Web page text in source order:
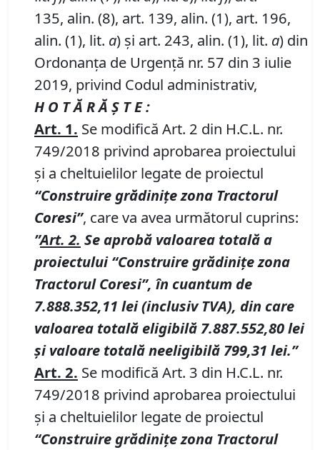
135, alin. (8), art. 139, alin. (1), art. 196,
alin. (1), lit. a) și art. 243, alin. (1), lit. a) din
Ordonanța de Urgență nr. 57 din 3 iulie
2019, privind Codul administrativ,
H O T Ă R Ă Ş T E :
Art. 1. Se modifică Art. 2 din H.C.L. nr.
749/2018 privind aprobarea proiectului
și a cheltuielilor legate de proiectul
“Construire grădinițe zona Tractorul
Coresi”, care va avea următorul cuprins:
”Art. 2. Se aprobă valoarea totală a
proiectului“Construire grădinițe zona
Tractorul Coresi”, în cuantum de
7.888.352,11 lei (inclusiv TVA), din care
valoarea totală eligibilă 7.887.552,80lei
și valoare totală neeligibilă 799,31 lei.”
Art. 2. Se modifică Art. 3 din H.C.L. nr.
749/2018 privind aprobarea proiectului
și a cheltuielilor legate de proiectul
“Construire grădinițe zona Tractorul